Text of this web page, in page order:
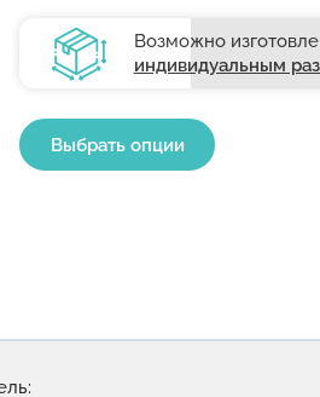
Возможно
индивидуальным
Выбрать опции